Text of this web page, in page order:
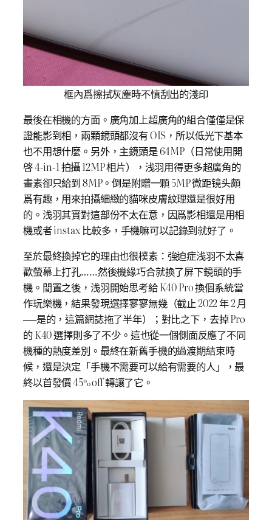
框內爲擦拭灰塵時不慎刮出的淺印
最後在相機的方面。廣角加上超廣角的組合僅僅是保
證能影到相，兩顆鏡頭都沒有 OIS，所以低光下基本
也不用想什麼。另外，主鏡頭是 64MP（日常使用開
啓 4-in-1 拍攝 12MP 相片），浅羽用得更多超廣角的
畫素卻只給到 8MP。倒是附贈一顆 5MP 微距镜头頗
爲有趣，用來拍攝細緻的貓咪皮膚紋理還是很好用
的。浅羽其實對這部份不太在意，因爲影相還是用相
機或者 instax 比較多，手機嘛可以記錄到就好了。
至於最終換掉它的理由也很樸素：強迫症浅羽不太喜
歡螢幕上打孔……然後機緣巧合就換了屏下鏡頭的手
機。閒置之後，浅羽開始思考給 K40 Pro 換個系統當
作玩樂機，結果發現選擇寥寥無幾（截止 2022 年 2 月
──是的，這篇網誌拖了半年）；對比之下，去掉 Pro
的 K40 選擇則多了不少。這也從一個側面反應了不同
機種的熱度差別。最終在新舊手機的過渡期結束時
候，還是決定「手機不需要可以給有需要的人」，最
終以首發價 45% off 轉讓了它。